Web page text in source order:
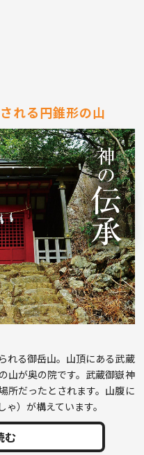
れる円錐形の山
れる御岳山。山頂にある武蔵
山が奥の院です。武蔵御嶽神
所だったとされます。山腹に
）が構えています。